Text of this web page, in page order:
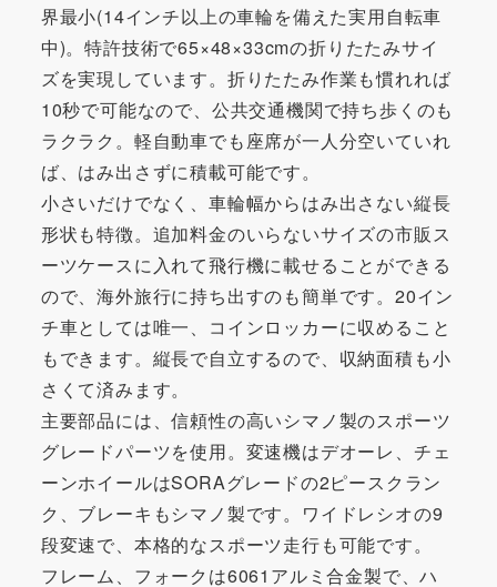
界最小(14インチ以上の車輪を備えた実用自転車
中)。特許技術で65×48×33cmの折りたたみサイ
ズを実現しています。折りたたみ作業も慣れれば
10秒で可能なので、公共交通機関で持ち歩くのも
ラクラク。軽自動車でも座席が一人分空いていれ
ば、はみ出さずに積載可能です。
小さいだけでなく、車輪幅からはみ出さない縦長
形状も特徴。追加料金のいらないサイズの市販ス
ーツケースに入れて飛行機に載せることができる
ので、海外旅行に持ち出すのも簡単です。20イン
チ車としては唯一、コインロッカーに収めること
もできます。縦長で自立するので、収納面積も小
さくて済みます。
主要部品には、信頼性の高いシマノ製のスポーツ
グレードパーツを使用。変速機はデオーレ、チェ
ーンホイールはSORAグレードの2ピースクラン
ク、ブレーキもシマノ製です。ワイドレシオの9
段変速で、本格的なスポーツ走行も可能です。
フレーム、フォークは6061アルミ合金製で、ハ